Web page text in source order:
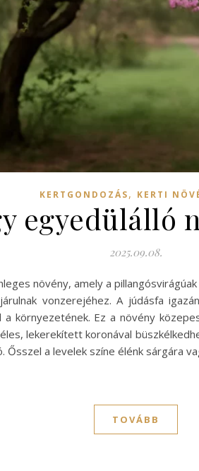
KERTGONDOZÁS, KERTI
egyedülálló
2025.09.08.
növény, amely a
vonzerejéhez. A júdásfa
környezetének. Ez a növény
lekerekített koronával
Ősszel a levelek színe élénk sárgára
TOVÁBB